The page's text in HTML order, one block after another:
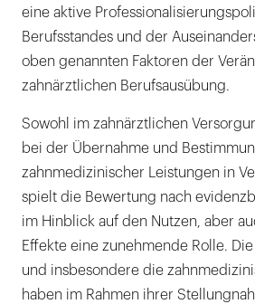
eine aktive
Berufsstandes und der
oben genannten Faktoren der
zahnärztlichen Berufsausübung.
Sowohl im zahnärztlichen
bei der Übernahme und
zahnmedizinischer Leistungen in
spielt die Bewertung nach
im Hinblick auf den Nutzen, aber
Effekte eine zunehmende Rolle.
und insbesondere die
haben im Rahmen ihrer